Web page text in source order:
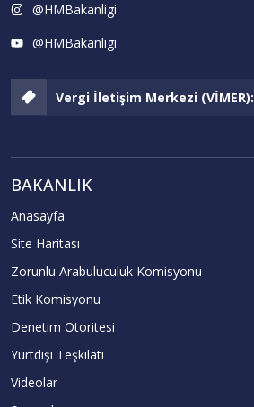
@HMBakanligi
@HMBakanligi
Vergi İletişim Merkezi (VİMER):
BAKANLIK
Anasayfa
Site Haritası
Zorunlu Arabuluculuk Komisyonu
Etik Komisyonu
Denetim Otoritesi
Yurtdışı Teşkilatı
Videolar